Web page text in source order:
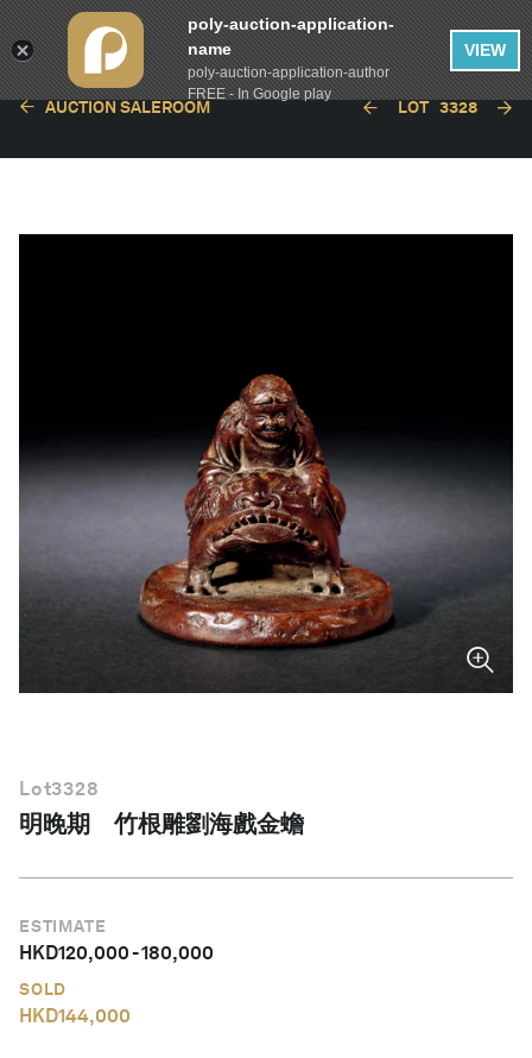
繁體中文
AUCTION SALEROOM LOT 3328
Lot3328
明晚期 竹根雕劉海戲金蟾
ESTIMATE
HKD120,000-180,000
SOLD
HKD144,000
poly-auction-application-
name
poly-auction-application-author
FREE - In Google play
VIEW